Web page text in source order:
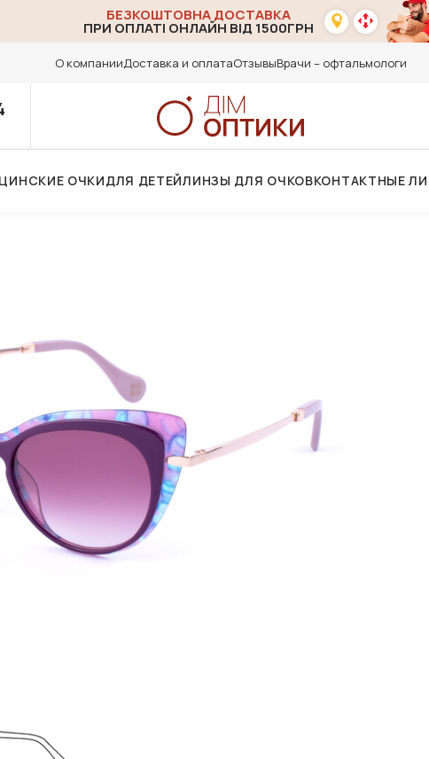
БЕЗКОШТОВНА ДОСТАВКА
ПРИ ОПЛАТІ ОНЛАЙН ВІД 1500ГРН
О компанииДоставка и оплатаОтзывыВрачи – офтальмологи
ОЧКИДЛЯ ДЕТЕЙЛИНЗЫ ДЛЯ ОЧКОВКОНТАКТНЫЕ